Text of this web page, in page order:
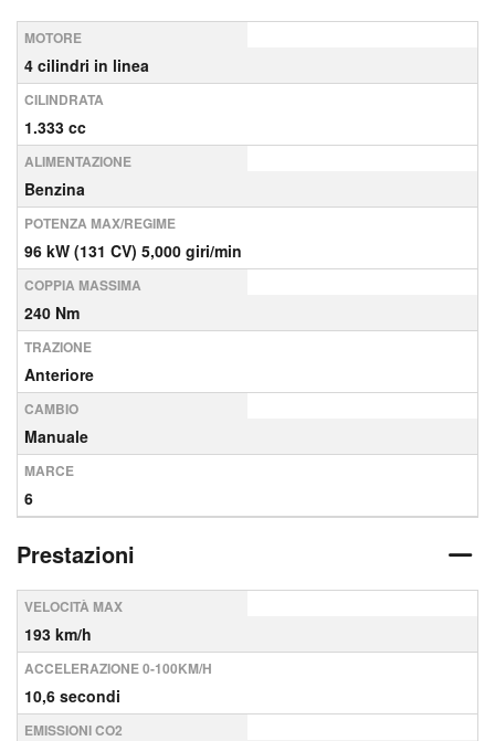
MOTORE
4 cilindri in linea
CILINDRATA
1.333 cc
ALIMENTAZIONE
Benzina
POTENZA MAX/REGIME
96 kW (131 CV) 5,000 giri/min
COPPIA MASSIMA
240 Nm
TRAZIONE
Anteriore
CAMBIO
Manuale
MARCE
6
Prestazioni
VELOCITÀ MAX
193 km/h
ACCELERAZIONE 0-100KM/H
10,6 secondi
EMISSIONI CO2